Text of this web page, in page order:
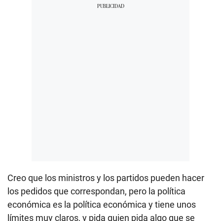
Creo que los ministros y los partidos pueden hacer
los pedidos que correspondan, pero la política
económica es la política económica y tiene unos
límites muy claros, y pida quien pida algo que se